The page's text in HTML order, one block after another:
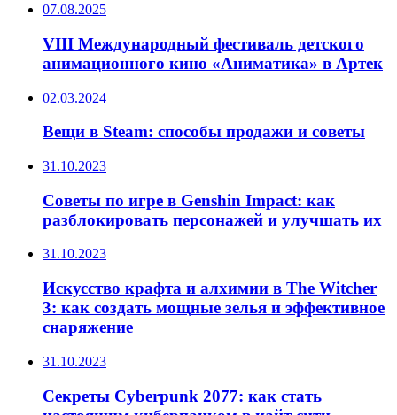
07.08.2025
VIII Международный фестиваль детского
анимационного кино «Аниматика» в Артек
02.03.2024
Вещи в Steam: способы продажи и советы
31.10.2023
Советы по игре в Genshin Impact: как
разблокировать персонажей и улучшать их
31.10.2023
Искусство крафта и алхимии в The Witcher
3: как создать мощные зелья и эффективное
снаряжение
31.10.2023
Секреты Cyberpunk 2077: как стать